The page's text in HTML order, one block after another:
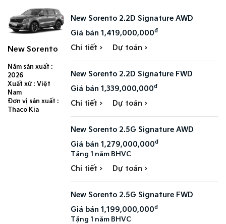
New Sorento
Năm sản xuất :
2026
Xuất xứ : Việt
Nam
Đơn vị sản xuất :
Thaco Kia
New Sorento 2.2D Signature AWD
Giá bán 1,419,000,000đ
Chi tiết > Dự toán >
New Sorento 2.2D Signature FWD
Giá bán 1,339,000,000đ
Chi tiết > Dự toán >
New Sorento 2.5G Signature AWD
Giá bán 1,279,000,000đ
Tặng 1 năm BHVC
Chi tiết > Dự toán >
New Sorento 2.5G Signature FWD
Giá bán 1,199,000,000đ
Tặng 1 năm BHVC